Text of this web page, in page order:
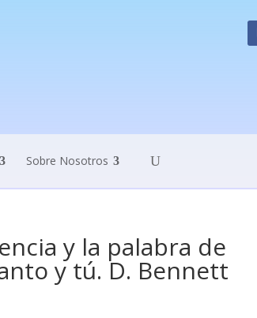
Sobre Nosotros
y la palabra de
y tú. D. Bennett